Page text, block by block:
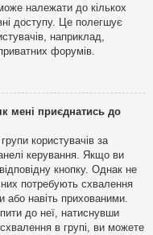
належати до кількох
доступу. Це полегшує
наприклад,
форумів.
мені приєднатись до
користувачів за
керування. Якщо ви
кнопку. Однак не
потребують схвалення
або навіть прихованими.
до неї, натиснувши
в групі, ви можете